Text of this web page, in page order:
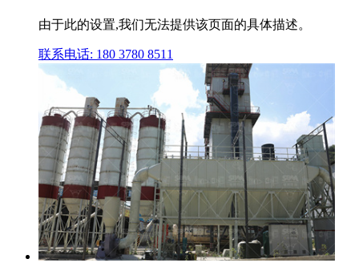
由于此的设置,我们无法提供该页面的具体描述。
联系电话: 180 3780 8511